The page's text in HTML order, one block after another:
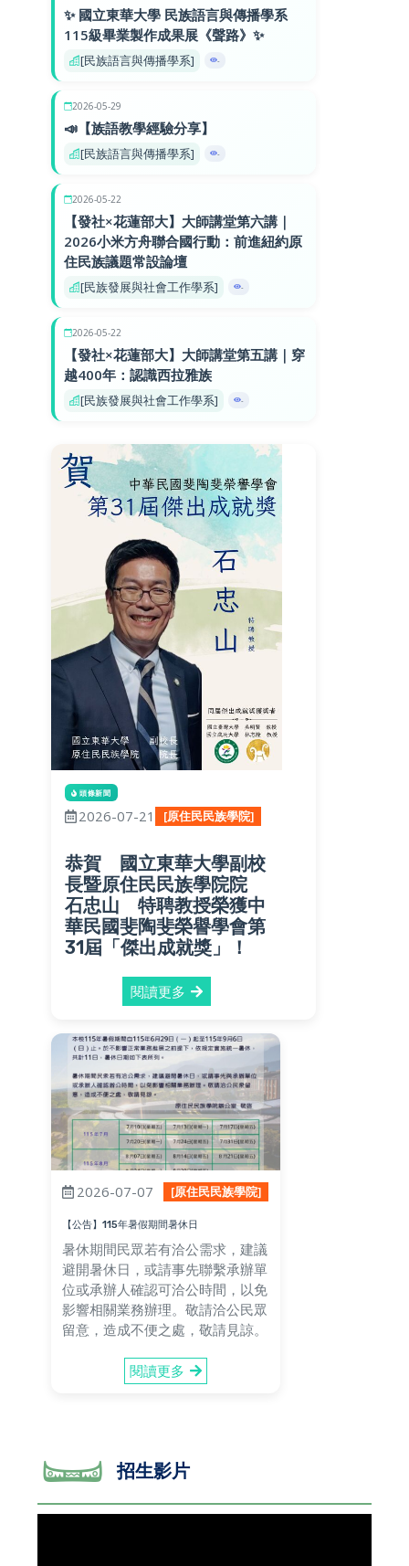
✨ 國立東華大學 民族語言與傳播學系
115級畢業製作成果展《聲路》✨
[民族語言與傳播學系] -
2026-05-29
📣【族語教學經驗分享】
[民族語言與傳播學系] -
2026-05-22
【發社×花蓮部大】大師講堂第六講｜
2026小米方舟聯合國行動：前進紐約原
住民族議題常設論壇
[民族發展與社會工作學系] -
2026-05-22
【發社×花蓮部大】大師講堂第五講｜穿
越400年：認識西拉雅族
[民族發展與社會工作學系] -
頭條新聞
2026-07-21 [原住民民族學院]
恭賀 國立東華大學副校
長暨原住民民族學院院
石忠山 特聘教授榮獲中
華民國斐陶斐榮譽學會第
31屆「傑出成就獎」！
閱讀更多
2026-07-07 [原住民民族學院]
【公告】115年暑假期間暑休日
暑休期間民眾若有洽公需求，建議
避開暑休日，或請事先聯繫承辦單
位或承辦人確認可洽公時間，以免
影響相關業務辦理。敬請洽公民眾
留意，造成不便之處，敬請見諒。
閱讀更多
招生影片